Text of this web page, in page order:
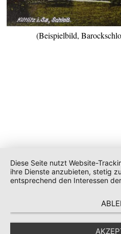
(Beispielbild,
Diese Seite nutzt Website-
ihre Dienste anzubieten, stetig
entsprechend den Interessen